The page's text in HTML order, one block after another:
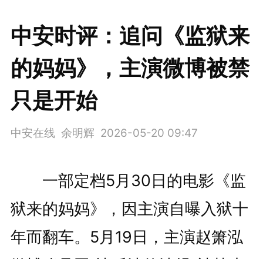
中安时评：追问《监狱来
的妈妈》，主演微博被禁
只是开始
中安在线 余明辉 2026-05-20 09:47
一部定档5月30日的电影《监
狱来的妈妈》，因主演自曝入狱十
年而翻车。5月19日，主演赵箫泓